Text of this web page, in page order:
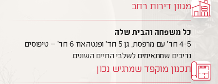
מגוון דירות רחב
כל משפחה והבית שלה
4-5 חד׳ עם מרפסת, גן 5 חד׳ ופנטהאוז 6 חד׳ – טיפוסים
נדיבים שמתאימים לשלבי החיים השונים.
תכנון מוקפד שמרגיש נכון